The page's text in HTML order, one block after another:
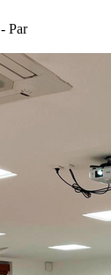
- Par